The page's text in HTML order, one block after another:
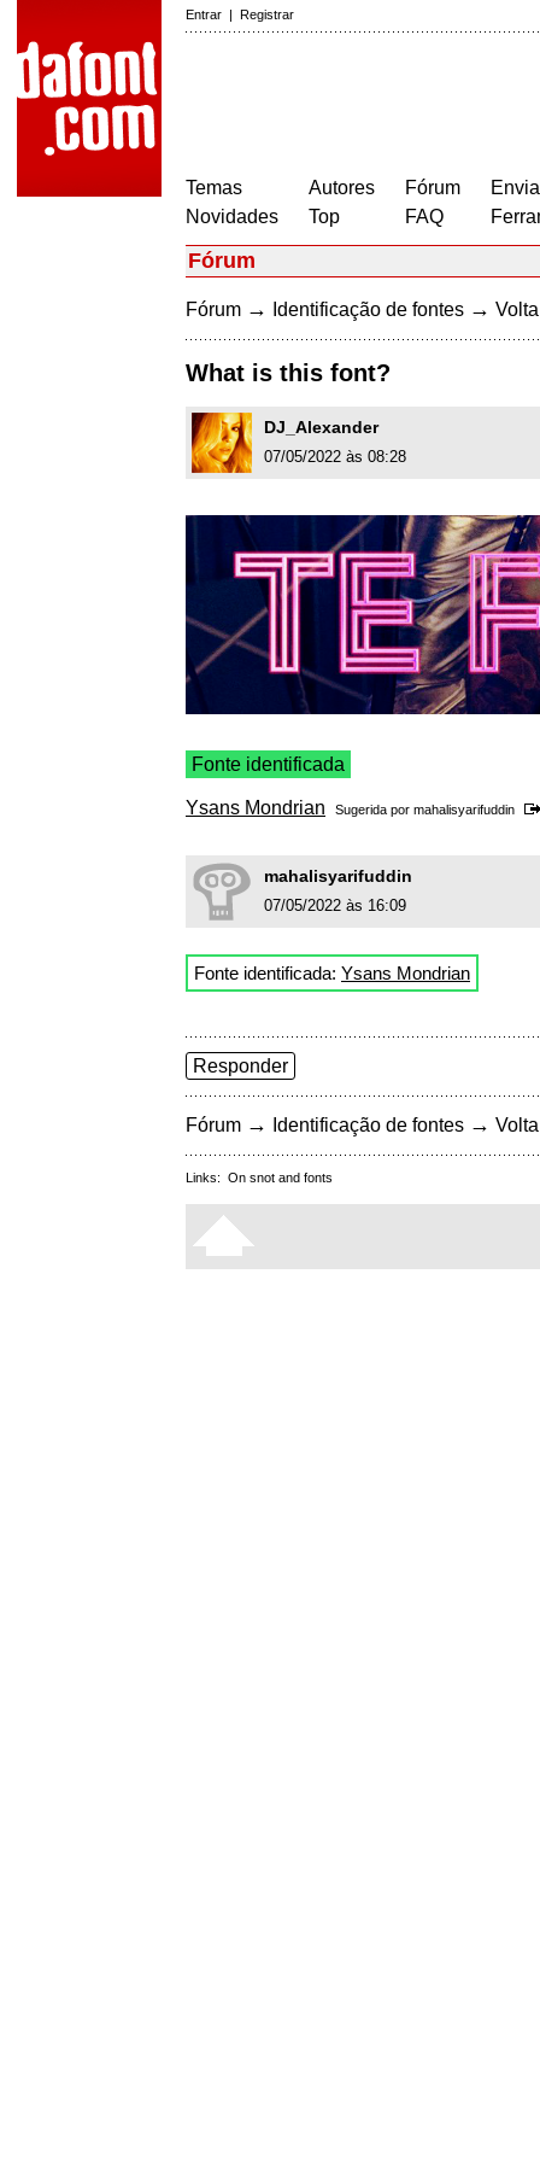
Entrar | Registrar
Temas
Novidades
Autores
Top
Fórum
FAQ
Fórum
Fórum → Identificação de fontes →
What is this font?
DJ_Alexander
07/05/2022 às 08:28
Fonte identificada
Ysans Mondrian Sugerida por mahalisyarifuddin
mahalisyarifuddin
07/05/2022 às 16:09
Fonte identificada: Ysans Mondrian
Responder
Fórum → Identificação de fontes →
Links: On snot and fonts